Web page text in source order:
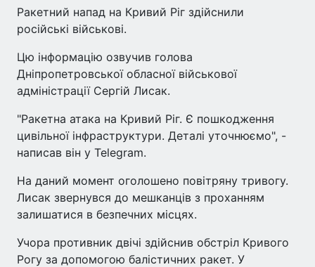
Ракетний напад на Кривий Ріг здійснили
російські військові.
Цю інформацію озвучив голова
Дніпропетровської обласної військової
адміністрації Сергій Лисак.
"Ракетна атака на Кривий Ріг. Є пошкодження
цивільної інфраструктури. Деталі уточнюємо", -
написав він у Telegram.
На даний момент оголошено повітряну тривогу.
Лисак звернувся до мешканців з проханням
залишатися в безпечних місцях.
Учора противник двічі здійснив обстріл Кривого
Рогу за допомогою балістичних ракет. У